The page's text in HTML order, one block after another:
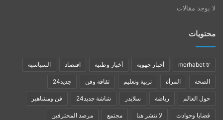
لا يوجد مقالات
محتويات
merhabet tr أخبار جهوية أخبار وطنية اقتصاد السياسية
الصحة المرأة تربية وتعليم ثقافة وفن جديد24
حول العالم رياضة سلايدر شاشة جديد24 فن ومشاهير
قضايا وحوادث لا تنشر هنا مجتمع مرصد المحترفين